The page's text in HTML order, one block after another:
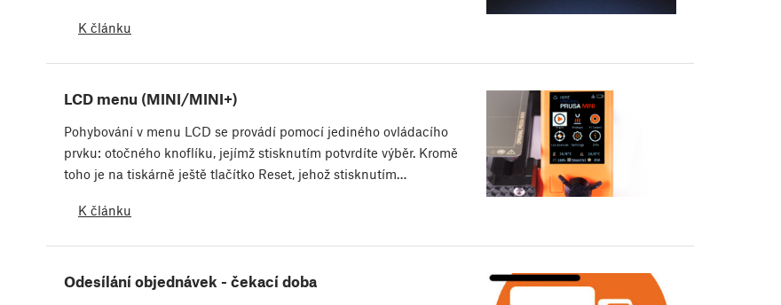
K článku
LCD menu (MINI/MINI+)
Pohybování v menu LCD se provádí pomocí jediného ovládacího
prvku: otočného knoflíku, jejímž stisknutím potvrdíte výběr. Kromě
toho je na tiskárně ještě tlačítko Reset, jehož stisknutím…
K článku
Odesílání objednávek - čekací doba